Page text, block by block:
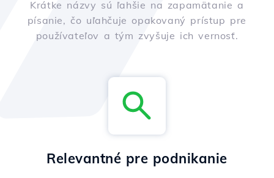
Krátke názvy sú ľahšie na zapamätanie a
písanie, čo uľahčuje opakovaný prístup pre
používateľov a tým zvyšuje ich vernosť.
Relevantné pre podnikanie